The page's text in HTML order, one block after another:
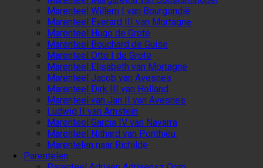
Marenteel Willem I van Bourgondië
Marenteel Everard III van Mortagne
Marenteel Hugo de Grote
Marenteel Bouchard de Guise
Marenteel Otto I de Grote
Marenteel Elisabeth van Mortagne
Marenteel Jacob van Avesnes
Marenteel Dirk III van Holland
Marenteel van Jan II van Avesnes
Ludwig II van Arnstein
Marenteel Garcia IV van Navarra
Marenteel Nithard van Ponthieu
Marentelen naar Richilde
Parentelen